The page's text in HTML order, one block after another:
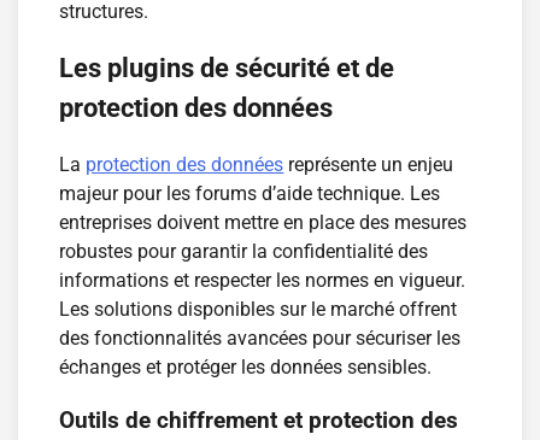
structures.
Les plugins de sécurité et de
protection des données
La protection des données représente un enjeu
majeur pour les forums d’aide technique. Les
entreprises doivent mettre en place des mesures
robustes pour garantir la confidentialité des
informations et respecter les normes en vigueur.
Les solutions disponibles sur le marché offrent
des fonctionnalités avancées pour sécuriser les
échanges et protéger les données sensibles.
Outils de chiffrement et protection des